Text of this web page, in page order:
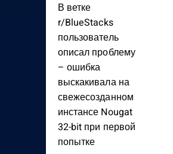
В ветке
r/BlueStacks
пользователь
описал проблему
– ошибка
выскакивала на
свежесозданном
инстансе Nougat
32-bit при первой
попытке